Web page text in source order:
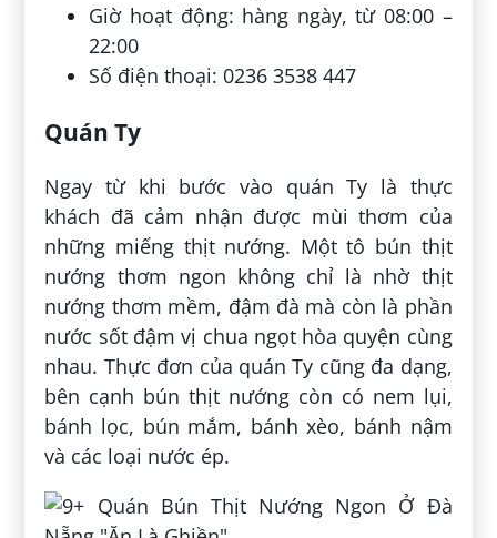
Giờ hoạt động: hàng ngày, từ 08:00 –
22:00
Số điện thoại: 0236 3538 447
Quán Ty
Ngay từ khi bước vào quán Ty là thực
khách đã cảm nhận được mùi thơm của
những miếng thịt nướng. Một tô bún thịt
nướng thơm ngon không chỉ là nhờ thịt
nướng thơm mềm, đậm đà mà còn là phần
nước sốt đậm vị chua ngọt hòa quyện cùng
nhau. Thực đơn của quán Ty cũng đa dạng,
bên cạnh bún thịt nướng còn có nem lụi,
bánh lọc, bún mắm, bánh xèo, bánh nậm
và các loại nước ép.